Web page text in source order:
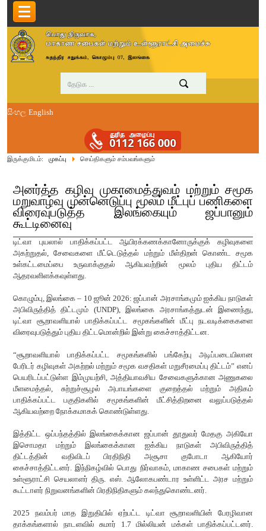
සිංහල English
இருக்குமிடம்: முகப்பு செய்திகளும் சம்பவங்களும்
அனர்த்த கழிவு முகாமைத்துவம் மற்றும் சமூக
மறுவாழ்வு முன்னெடுப்பு மூலம் மீட்புப் பணிகளை
விரைவுபடுத்த இலங்கையும் ஜப்பானும்
கூட்டினைவு
டிட்வா புயலால் பாதிக்கப்பட்ட ஆயிரக்கணக்கானோருக்குக் கழிவுகளை
அகற்றுதல், சேவைகளை மீட்டெடுத்தல் மற்றும் மீள்திறன் கொண்ட சமூக
உள்கட்டமைப்பை உருவாக்குதல் ஆகியவற்றின் மூலம் புதிய திட்டம்
ஆதரவளிளக்கவுள்ளது.
கொழும்பு, இலங்கை – 10 ஜூன் 2026: ஜப்பான் அரசாங்கமும் ஐக்கிய நாடுகள்
அபிவிருத்தித் திட்டமும் (UNDP), இலங்கை அரசாங்கத்துடன் இணைந்து,
டிட்வா சூறாவளியால் பாதிக்கப்பட்ட சமூகங்களின் மீட்பு நடவடிக்கைகளை
விரைவுபடுத்தும் புதிய திட்டமொன்றில் இன்று கைச்சாத்திட்டன.
“சூறாவளியால் பாதிக்கப்பட்ட சமூகங்களில் பங்கேற்பு அடிப்படையிலான
பேரிடர் கழிவுகள் அகற்றல் மற்றும் சமூக வசதிகள் மறுசீரமைப்பு திட்டம்” எனப்
பெயரிடப்பட்டுள்ள இம்முயற்சி, அத்தியாவசிய சேவைகளுக்கான அணுகலை
மீளமைத்தல், சுற்றுச்சூழல் அபாயங்களை குறைத்தல் மற்றும் அதிகம்
பாதிக்கப்பட்ட பகுதிகளில் சமூகங்களின் மீட்சித்திறனை வலுப்படுத்தல்
ஆகியவற்றை நோக்கமாகக் கொண்டுள்ளது.
இத்திட்ட ஒப்பந்தத்தில் இலங்கைக்கான ஜப்பான் தூதுவர் மேதகு அகியோ
இசொமதா மற்றும் இலங்கைக்கான ஐக்கிய நாடுகள் அபிவிருத்தித்
திட்டத்தின் வதிவிடப் பிரதிநிதி அசூசா குபோடா ஆகியோர்
கைச்சாத்திட்டனர். இந்நிகழ்வில் பொது நிர்வாகம், மாகாண சபைகள் மற்றும்
உள்ளூராட்சி செயலாளர் திரு. எஸ். ஆலோகபண்டார உள்ளிட்ட அரச மற்றும்
கூட்டாளர் நிறுவனங்களின் பிரதிநிதிகளும் கலந்துகொண்டனர்.
2025 நவம்பர் மாத இறுதியில் ஏற்பட்ட டிட்வா சூறாவளியின் பேரழிவான
தாக்கங்களால் நாடளவில் சுமார் 1.7 மில்லியன் மக்கள் பாதிக்கப்பட்டனர்.